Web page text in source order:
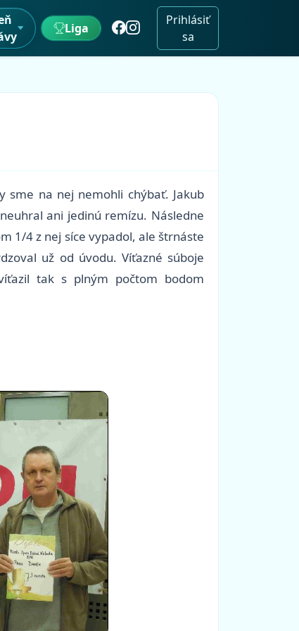
Liga
Prihlásiť
sa
sme na nej nemohli chýbať. Jakub
ani jedinú remízu. Následne
1/4 z nej síce vypadol, ale štrnáste
už od úvodu. Víťazné súboje
tak s plným počtom bodom